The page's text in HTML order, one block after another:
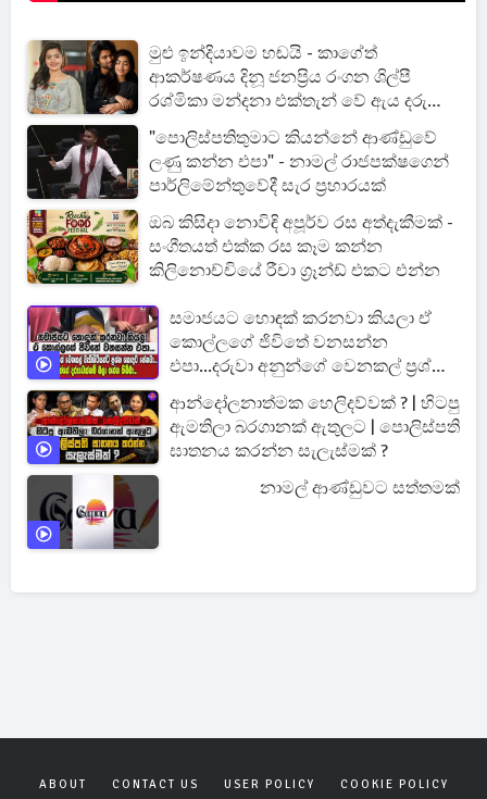
මුළු ඉන්දියාවම හඬයි - කාගේත්
ආකර්ෂණය දිනූ ජනප්‍රිය රංගන ශිල්පී
රශ්මිකා මන්දනා එක්තැන් වේ ඇය දරුණු
රෝගී තත්ත්වයකින් සියල්ල හෙළිවෙයි
"පොලිස්පතිතුමාට කියන්නේ ආණ්ඩුවේ
ලණු කන්න එපා" - නාමල් රාජපක්ෂගෙන්
පාර්ලිමේන්තුවේදී සැර ප්‍රහාරයක්
ඔබ කිසිදා නොවිඳි අපූර්ව රස අත්දැකීමක් -
සංගීතයත් එක්ක රස කෑම කන්න
කිලිනොච්චියේ රීචා ග්‍රෑන්ඩ් එකට එන්න
සමාජයට හොඳක් කරනවා කියලා ඒ
කොල්ලගේ ජිවිතේ වනසන්න
එපා...දරුවා අනුන්ගේ වෙනකල් ප්‍රශ්න
හොඳට පේනවා...
ආන්දෝලනාත්මක හෙලිදව්වක් ? | හිටපු
ඇමතිලා බරගානක් ඇතුලට | පොලිස්පති
ඝාතනය කරන්න සැලැස්මක් ?
නාමල් ආණ්ඩුවට සත්තමක්
ABOUT CONTACT US USER POLICY COOKIE POLICY